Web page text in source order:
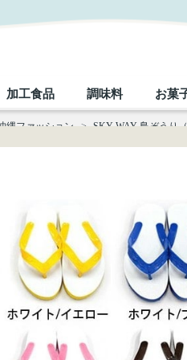
加工食品 調味料 お菓
縄ファッション > SKY WAY 島ぞうり